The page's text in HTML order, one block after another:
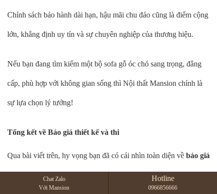
Chính sách bảo hành dài hạn, hậu mãi chu đáo cũng là điểm cộng
lớn, khẳng định uy tín và sự chuyên nghiệp của thương hiệu.
Nếu bạn đang tìm kiếm một bộ sofa gỗ óc chó sang trọng, đẳng
cấp, phù hợp với không gian sống thì Nội thất Mansion chính là
sự lựa chọn lý tưởng!
Tổng kết về Báo giá thiết kế và thi
Qua bài viết trên, hy vọng bạn đã có cái nhìn toàn diện về báo giá
thiết kế và thi tại Mansion. Với hơn 10 năm kinh nghiệm trong
Chat Zalo
Với Mansion
Hotline
0966856666